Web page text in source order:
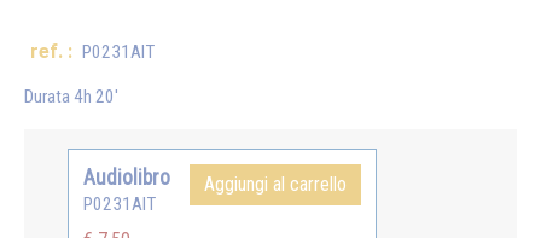
ref. : P0231AIT
Durata 4h 20'
Audiolibro
P0231AIT
Aggiungi al carrello